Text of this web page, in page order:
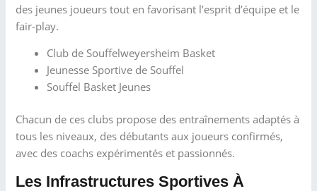
des jeunes joueurs tout en favorisant l’esprit d’équipe et le
fair-play.
Club de Souffelweyersheim Basket
Jeunesse Sportive de Souffel
Souffel Basket Jeunes
Chacun de ces clubs propose des entraînements adaptés à
tous les niveaux, des débutants aux joueurs confirmés,
avec des coachs expérimentés et passionnés.
Les Infrastructures Sportives À